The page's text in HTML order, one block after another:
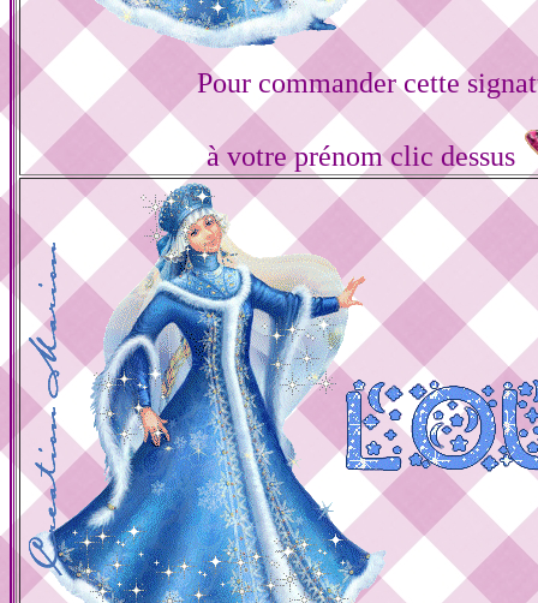
Pour commander cette
à votre prénom clic dessus